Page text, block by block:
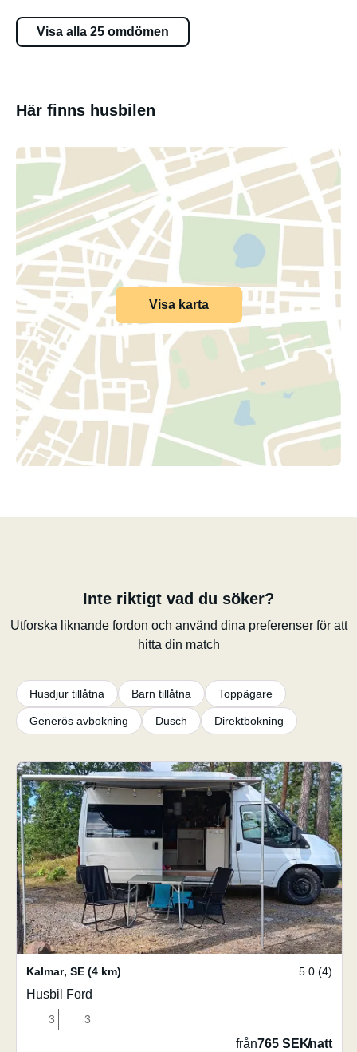
Visa alla 25 omdömen
Här finns husbilen
Visa karta
Inte riktigt vad du söker?
Utforska liknande fordon och använd dina preferenser för att
hitta din match
Husdjur tillåtna Barn tillåtna Toppägare
Generös avbokning Dusch Direktbokning
Kalmar, SE (4 km) 5.0 (4)
Husbil Ford
3 3
från765 SEK/natt